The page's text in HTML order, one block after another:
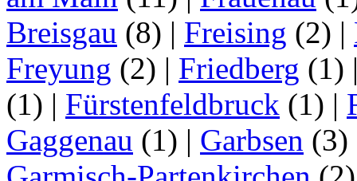
Breisgau (8) | Freising (2) |
Freyung (2) | Friedberg (1)
(1) | Fürstenfeldbruck (1) |
Gaggenau (1) | Garbsen (3)